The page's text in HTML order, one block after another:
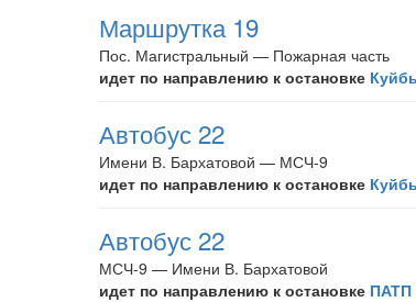
Маршрутка 19
Пос. Магистральный — Пожарная часть
идет по направлению к остановке
Автобус 22
Имени В. Бархатовой — МСЧ-9
идет по направлению к остановке
Автобус 22
МСЧ-9 — Имени В. Бархатовой
идет по направлению к остановке